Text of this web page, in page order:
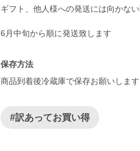
ギフト、他人様への発送には向かな
6月中旬から順に発送致します
保存方法
商品到着後冷蔵庫で保存お願いします
#訳あってお買い得